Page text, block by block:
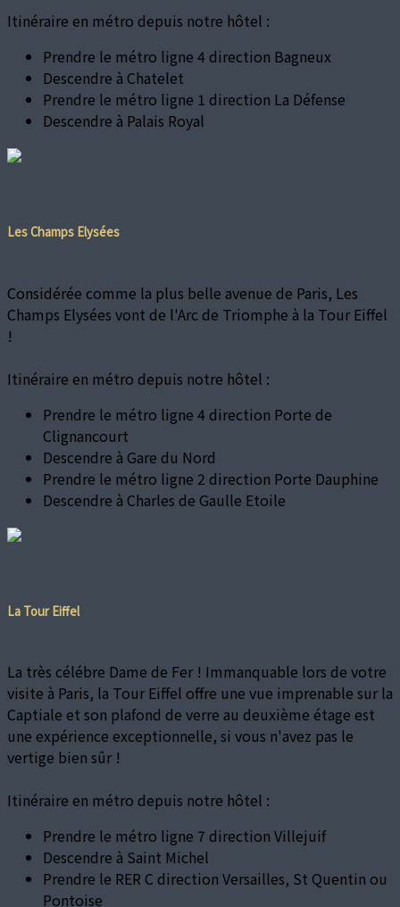
Itinéraire en métro depuis notre hôtel :
Prendre le métro ligne 4 direction Bagneux
Descendre à Chatelet
Prendre le métro ligne 1 direction La Défense
Descendre à Palais Royal
Les Champs Elysées
Considérée comme la plus belle avenue de Paris, Les
Champs Elysées vont de l'Arc de Triomphe à la Tour Eiffel
!
Itinéraire en métro depuis notre hôtel :
Prendre le métro ligne 4 direction Porte de
Clignancourt
Descendre à Gare du Nord
Prendre le métro ligne 2 direction Porte Dauphine
Descendre à Charles de Gaulle Etoile
La Tour Eiffel
La très célébre Dame de Fer ! Immanquable lors de votre
visite à Paris, la Tour Eiffel offre une vue imprenable sur la
Captiale et son plafond de verre au deuxième étage est
une expérience exceptionnelle, si vous n'avez pas le
vertige bien sûr !
Itinéraire en métro depuis notre hôtel :
Prendre le métro ligne 7 direction Villejuif
Descendre à Saint Michel
Prendre le RER C direction Versailles, St Quentin ou
Pontoise